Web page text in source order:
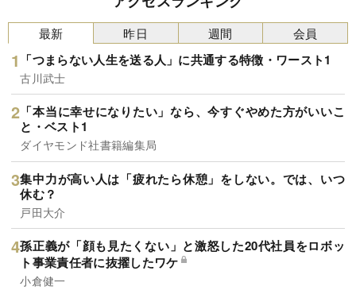
最新
「つまらない人生を送る人」に共通する特徴・ワースト1
古川武士
「本当に幸せになりたい」なら、今すぐやめた方がいいこ
と・ベスト1
ダイヤモンド社書籍編集局
集中力が高い人は「疲れたら休憩」をしない。では、いつ
休む？
戸田大介
孫正義が「顔も見たくない」と激怒した20代社員をロボッ
ト事業責任者に抜擢したワケ
小倉健一
昨日 週間 会員